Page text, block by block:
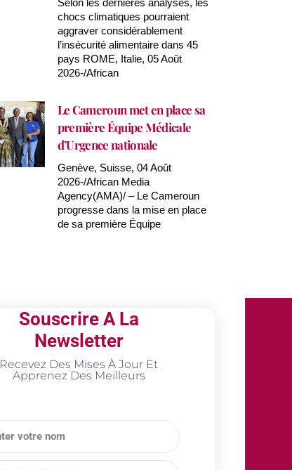
Selon les dernières analyses, les
chocs climatiques pourraient
aggraver considérablement
l’insécurité alimentaire dans 45
pays ROME, Italie, 05 Août
2026-/African
Le Cameroun met en place sa
première Équipe Médicale
d’Urgence nationale
Genève, Suisse, 04 Août
2026-/African Media
Agency(AMA)/ – Le Cameroun
progresse dans la mise en place
de sa première Équipe
Souscrire A La
Newsletter
Recevez Des Mises À Jour Et
Apprenez Des Meilleurs